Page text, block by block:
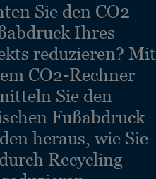
Sie den CO2
Ihres
reduzieren? Mit
CO2-Rechner
Sie den
Fußabdruck
heraus, wie Sie
Recycling